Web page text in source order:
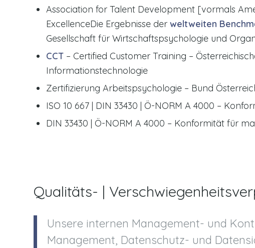
Association for Talent Development [vormals
ExcellenceDie Ergebnisse der weltweiten
Gesellschaft für Wirtschaftspsychologie und
CCT – Certified Customer Training –
Informationstechnologie
Zertifizierung Arbeitspsychologie – Bund
ISO 10 667 | DIN 33430 | Ö-NORM A 4000 –
DIN 33430 | Ö-NORM A 4000 – Konformität für
Qualitäts- |
Unsere internen Management- und
Management, Datenschutz- und